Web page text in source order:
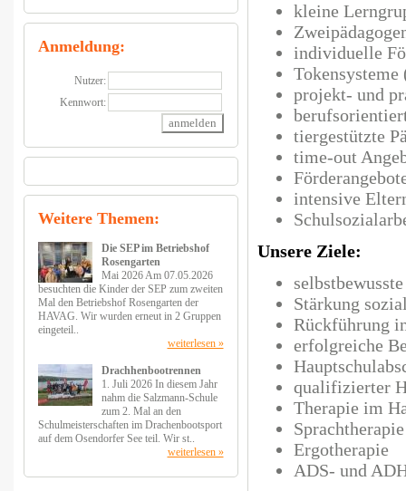
Anmeldung:
Nutzer:
Kennwort:
Weitere Themen:
Die SEP im Betriebshof
Rosengarten
Mai 2026 Am 07.05.2026
besuchten die Kinder der SEP zum zweiten
Mal den Betriebshof Rosengarten der
HAVAG. Wir wurden erneut in 2 Gruppen
eingeteil..
weiterlesen »
Drachhenbootrennen
1. Juli 2026 In diesem Jahr
nahm die Salzmann-Schule
zum 2. Mal an den
Schulmeisterschaften im Drachenbootsport
auf dem Osendorfer See teil. Wir st..
weiterlesen »
kleine
individuelle
projekt- und
tiergestützte
time-out
intensive
Unsere Ziele:
Stärkung
Rückführung
erfolgreiche
qualifizierter
Therapie im
Sprachtherapie
Ergotherapie
ADS- und